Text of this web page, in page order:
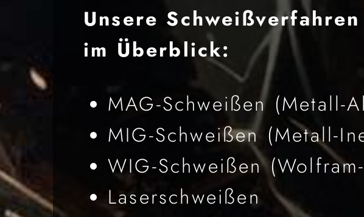
Unsere Schweißverfahren
im Überblick:
MAG-Schweißen (Metall-
MIG-Schweißen (Metall-
WIG-Schweißen
Laserschweißen